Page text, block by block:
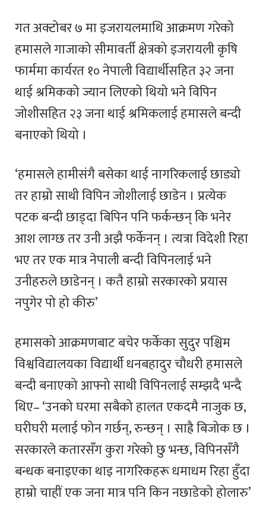
गत अक्टोबर ७ मा इजरायलमाथि आक्रमण गरेको
हमासले गाजाको सीमावर्ती क्षेत्रको इजरायली कृषि
फार्ममा कार्यरत १० नेपाली विद्यार्थीसहित ३२ जना
थाई श्रमिकको ज्यान लिएको थियो भने विपिन
जोशीसहित २३ जना थाई श्रमिकलाई हमासले बन्दी
बनाएको थियो ।
‘हमासले हामीसंगै बसेका थाई नागरिकलाई छाड्यो
तर हाम्रो साथी विपिन जोशीलाई छाडेन । प्रत्येक
पटक बन्दी छाड्दा बिपिन पनि फर्कन्छन् कि भनेर
आश लाग्छ तर उनी अझै फर्केनन् । त्यत्रा विदेशी रिहा
भए तर एक मात्र नेपाली बन्दी विपिनलाई भने
उनीहरुले छाडेनन् । कतै हाम्रो सरकारको प्रयास
नपुगेर पो हो कीरु’
हमासको आक्रमणबाट बचेर फर्केका सुदुर पश्चिम
विश्वविद्यालयका विद्यार्थी धनबहादुर चौधरी हमासले
बन्दी बनाएको आफ्नो साथी विपिनलाई सम्झदै भन्दै
थिए– ‘उनको घरमा सबैको हालत एकदमै नाजुक छ,
घरीघरी मलाई फोन गर्छन्, रुन्छन् । साह्रै बिजोक छ ।
सरकारले कतारसँग कुरा गरेको छु भन्छ, विपिनसँगै
बन्धक बनाइएका थाइ नागरिकहरू धमाधम रिहा हुँदा
हाम्रो चाहीं एक जना मात्र पनि किन नछाडेको होलारु’